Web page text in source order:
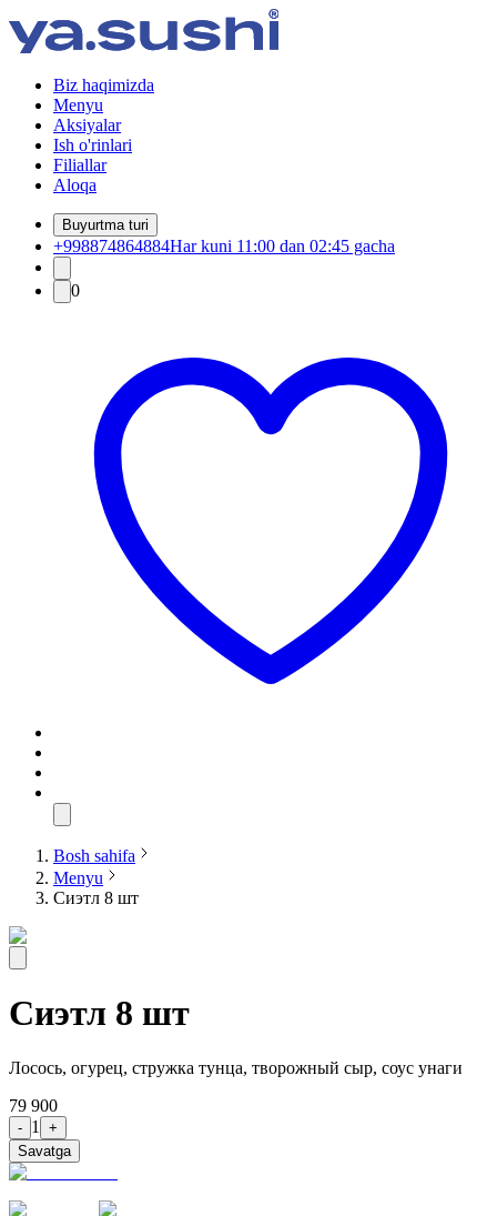
Biz haqimizda
Menyu
Aksiyalar
Ish o'rinlari
Filiallar
Aloqa
Buyurtma turi
+998874864884Har kuni 11:00 dan 02:45 gacha
0
Bosh sahifa
Menyu
Сиэтл 8 шт
Сиэтл 8 шт
Лосось, огурец, стружка тунца, творожный сыр, соус унаги
79 900
- 1
+
Savatga